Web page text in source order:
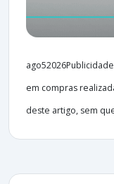
em compras
deste artigo, sem